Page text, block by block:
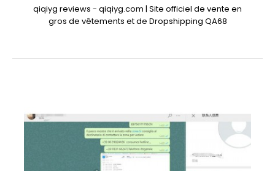
qiqiyg reviews - qiqiyg.com | Site officiel de vente en
gros de vêtements et de Dropshipping QA68